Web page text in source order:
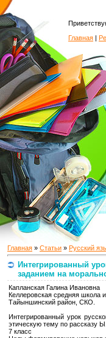
Главная |
Главная » Статьи » Русский
Интегрированный
заданием на
Капланская Галина Ивановна
Келлеровская средняя школа
Тайыншинский район, СКО.
Интегрированный урок
этическую тему по рассказу
7 класс